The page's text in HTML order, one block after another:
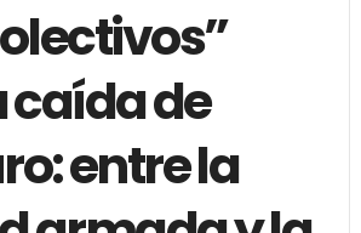
caída de
entre la